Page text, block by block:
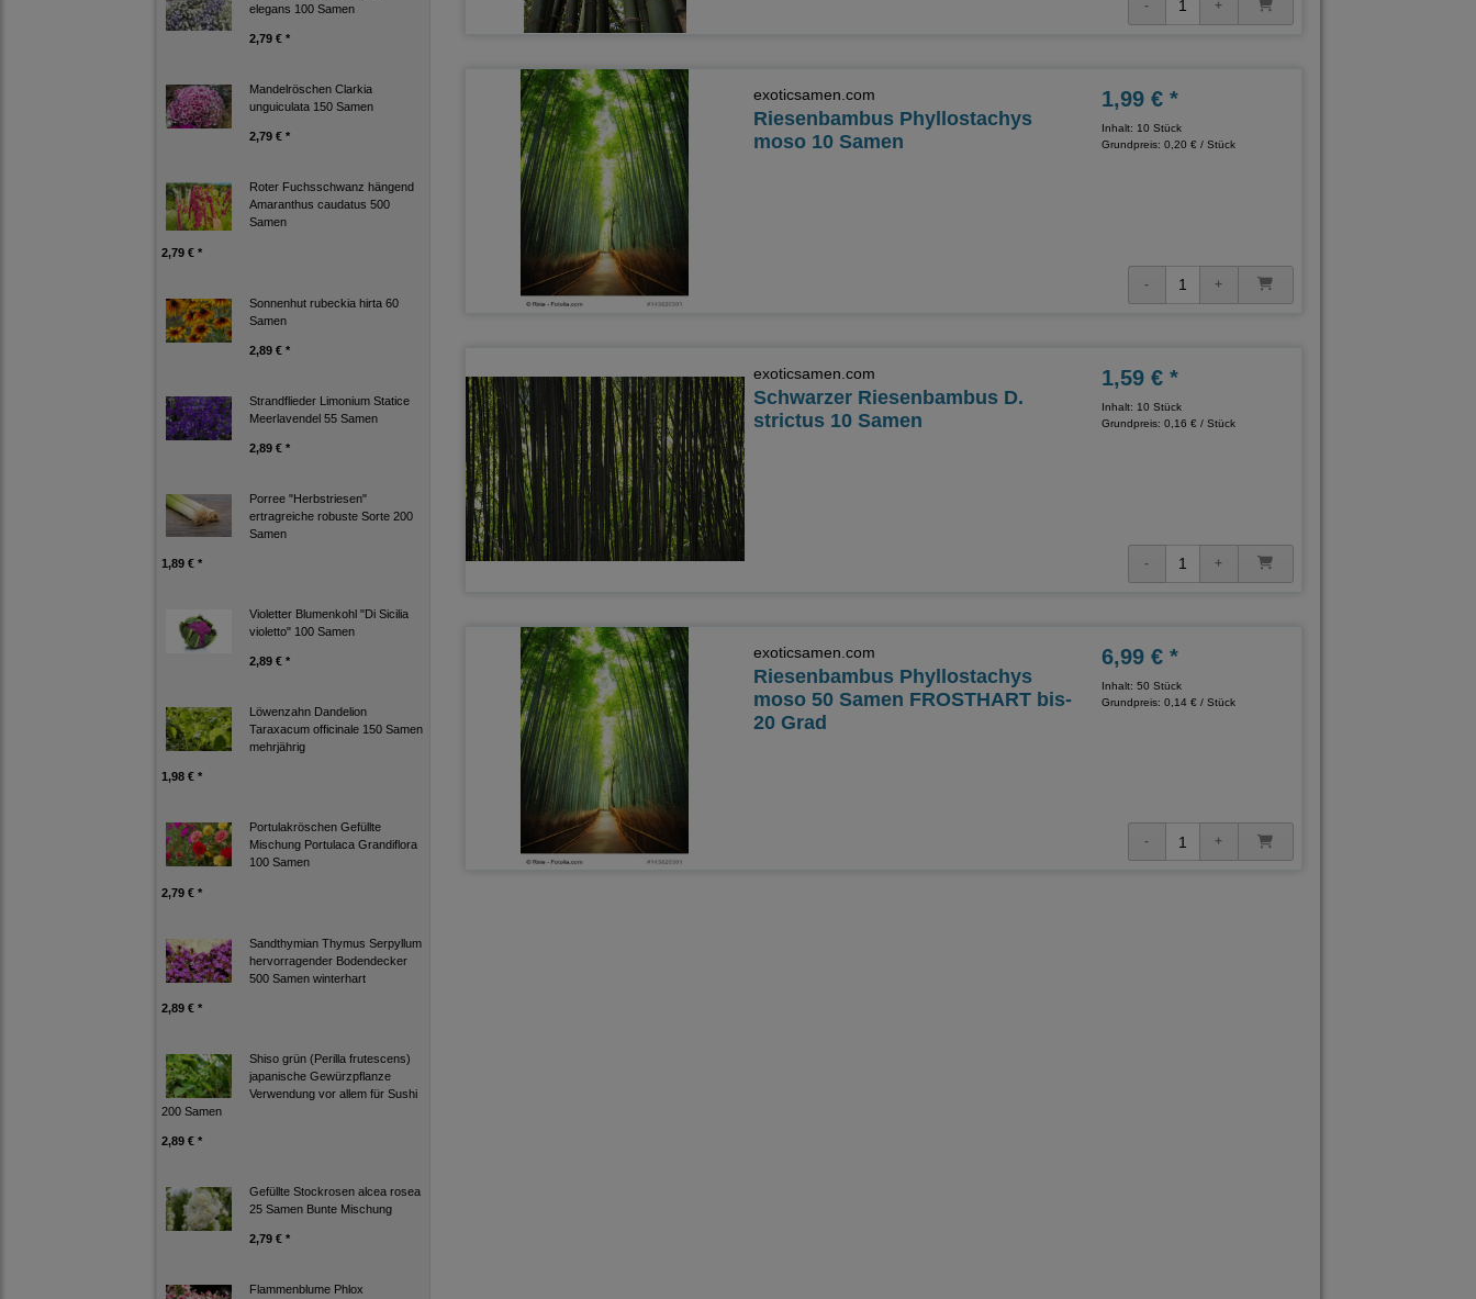
elegans 100 Samen
2,79 € *
Mandelröschen Clarkia
unguiculata 150 Samen
2,79 € *
Roter Fuchsschwanz hängend
Amaranthus caudatus 500
Samen
2,79 € *
Sonnenhut rubeckia hirta 60
Samen
2,89 € *
Strandflieder Limonium Statice
Meerlavendel 55 Samen
2,89 € *
Porree "Herbstriesen"
ertragreiche robuste Sorte 200
Samen
1,89 € *
Violetter Blumenkohl "Di Sicilia
violetto" 100 Samen
2,89 € *
Löwenzahn Dandelion
Taraxacum officinale 150 Samen
mehrjährig
1,98 € *
Portulakröschen Gefüllte
Mischung Portulaca Grandiflora
100 Samen
2,79 € *
Sandthymian Thymus Serpyllum
hervorragender Bodendecker
500 Samen winterhart
2,89 € *
Shiso grün (Perilla frutescens)
japanische Gewürzpflanze
Verwendung vor allem für Sushi
200 Samen
2,89 € *
Gefüllte Stockrosen alcea rosea
25 Samen Bunte Mischung
2,79 € *
Flammenblume Phlox
exoticsamen.com
Riesenbambus Phyllostachys
moso 10 Samen
1,99 € *
Inhalt: 10 Stück
Grundpreis: 0,20 € / Stück
exoticsamen.com
Schwarzer Riesenbambus D.
strictus 10 Samen
1,59 € *
Inhalt: 10 Stück
Grundpreis: 0,16 € / Stück
exoticsamen.com
Riesenbambus Phyllostachys
moso 50 Samen FROSTHART bis-
20 Grad
6,99 € *
Inhalt: 50 Stück
Grundpreis: 0,14 € / Stück